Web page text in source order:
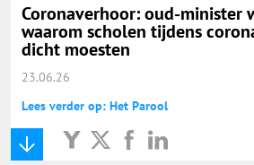
Coronaverhoor: oud-minister
waarom scholen tijdens
dicht moesten
23.06.26
Lees verder op: Het Parool